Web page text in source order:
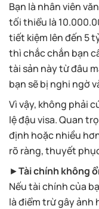
Bạn là nhân viên
tối thiểu là
tiết kiệm lên đến 5
thì chắc chắn bạn
tài sản này từ đâu
bạn sẽ bị nghi ngờ
Vì vậy, không phải
lệ đậu visa. Quan
định hoặc nhiều
rõ ràng, thuyết
►Tài chính không
Nếu tài chính của
là điểm trừ gây ảnh